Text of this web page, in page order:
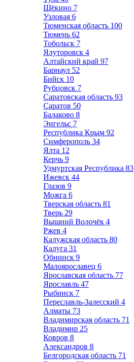
Щёкино 7
Узловая 6
Тюменская область 100
Тюмень 62
Тобольск 7
Ялуторовск 4
Алтайский край 97
Барнаул 52
Бийск 10
Рубцовск 7
Саратовская область 93
Саратов 50
Балаково 8
Энгельс 7
Республика Крым 92
Симферополь 34
Ялта 12
Керчь 9
Удмуртская Республика 83
Ижевск 44
Глазов 9
Можга 6
Тверская область 81
Тверь 29
Вышний Волочёк 4
Ржев 4
Калужская область 80
Калуга 31
Обнинск 9
Малоярославец 6
Ярославская область 77
Ярославль 47
Рыбинск 7
Переславль-Залесский 4
Алматы 73
Владимирская область 71
Владимир 25
Ковров 8
Александров 8
Белгородская область 71